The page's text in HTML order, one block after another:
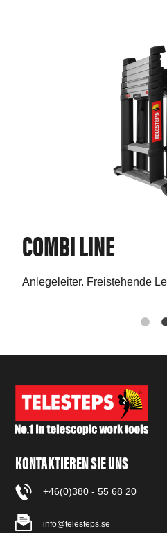
COMBI LINE
Anlegeleiter. Freistehende
KONTAKTIEREN SIE UNS
+46(0)380 - 55 68 20
info@telesteps.se